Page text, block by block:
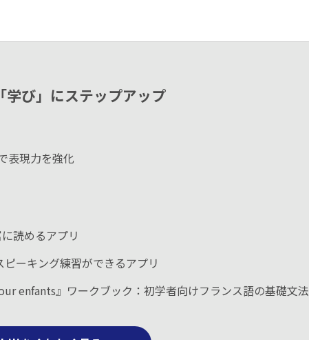
び」にステップアップ
表現力を強化
読めるアプリ
ーキング練習ができるアプリ
enfants』ワークブック：初学者向けフランス語の基礎文法